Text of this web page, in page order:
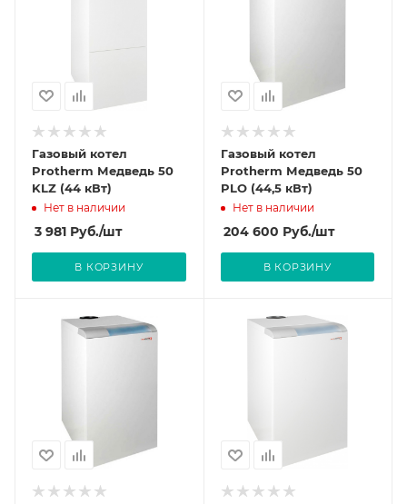
Газовый котел
Protherm Медведь 50
KLZ (44 кВт)
Нет в наличии
3 981 Руб./шт
В КОРЗИНУ
Газовый котел
Protherm Медведь 50
PLO (44,5 кВт)
Нет в наличии
204 600 Руб./шт
В КОРЗИНУ